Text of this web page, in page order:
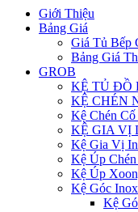
Giới Thiệu
Bảng Giá
Giá Tủ Bếp
Bảng Giá
GROB
KỆ TỦ ĐỒ
KỆ CHÉN
Kệ Chén
KỆ GIA VỊ
Kệ Gia Vị
Kệ Úp
Kệ Úp
Kệ Góc Inox
Kệ